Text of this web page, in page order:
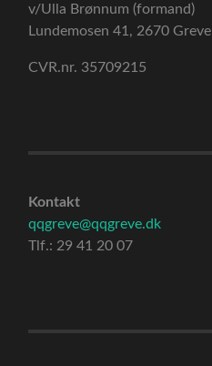
v/Ulla Brønnum (formand)
Lundemosen 41, 2670 Greve
CVR.nr. 35709215
Kontakt
qqgreve@qqgreve.dk
Tlf.: 29 41 20 07